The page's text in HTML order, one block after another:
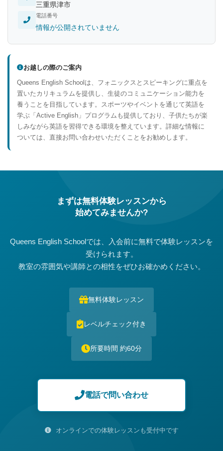
三重県津市
電話番号
情報が公開されていません
お越しの際のご案内
Queens English Schoolは、フォニックスとスピーキングに重点を
置いたカリキュラムを提供し、生徒のコミュニケーション能力を
養うことを目指しています。スポーツやイベントを通じて英語を
学ぶ「Active English」プログラムも提供しており、子供たちが楽
しみながら英語を習得できる環境を整えています。詳細な情報に
ついては、直接お問い合わせいただくことをお勧めします。
まずは無料体験レッスンから
始めてみませんか?
Queens English Schoolでは、入会前に無料で体験レッスンを
受けられます。
教室の雰囲気や講師との相性をぜひお確かめください。
無料体験レッスン
レベルチェック付き
所要時間 約60分
電話で問い合わせ
オンラインでの体験レッスンも受付中です